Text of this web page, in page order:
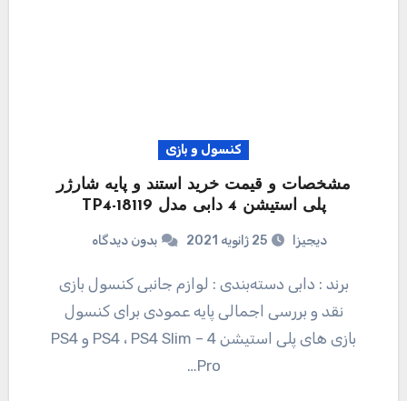
کنسول و بازی
مشخصات و قیمت خرید استند و پایه شارژر
پلی استیشن 4 دابی مدل TP4-18119
دیجیزا 25 ژانویه 2021 بدون دیدگاه
برند : دابی دسته‌بندی : لوازم جانبی کنسول بازی
نقد و بررسی اجمالی پایه عمودی برای کنسول
بازی های پلی استیشن 4 – PS4 ، PS4 Slim و PS4
Pro…